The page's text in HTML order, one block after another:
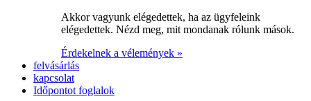
Akkor vagyunk elégedettek, ha az ügyfeleink
elégedettek. Nézd meg, mit mondanak rólunk mások.
Érdekelnek a vélemények »
felvásárlás
kapcsolat
Időpontot foglalok